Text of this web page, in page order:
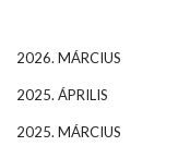
2026. MÁRCIUS
2025. ÁPRILIS
2025. MÁRCIUS